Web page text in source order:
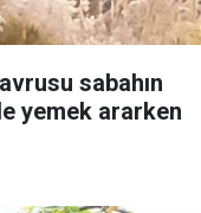
sabahın
yemek ararken